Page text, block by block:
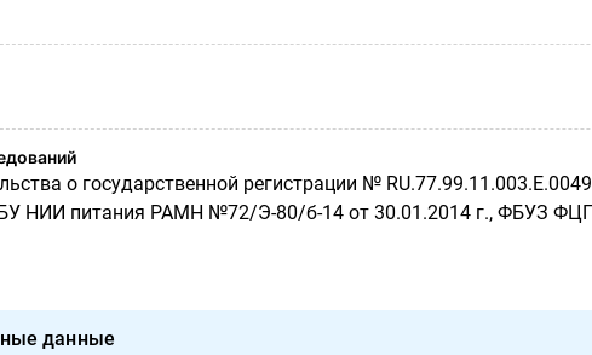
о государственной регистрации №
НИИ питания РАМН №72/Э-80/б-14 от 30.01.2014 г., ФБУЗ
данные